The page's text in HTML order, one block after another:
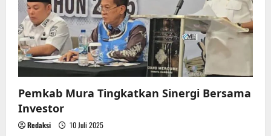
Pemkab Mura Tingkatkan Sinergi Bersama
Investor
Redaksi 10 Juli 2025